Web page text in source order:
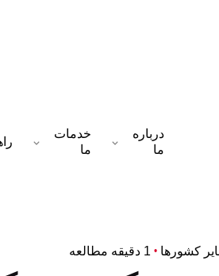
درباره
ما
خدمات
ما
کشورها 1 دقیقه مطالعه